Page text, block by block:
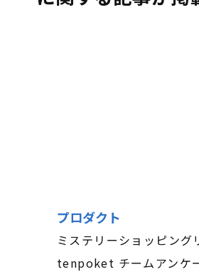
プロダクト
ミステリーショッピング
tenpoket チームアンケ